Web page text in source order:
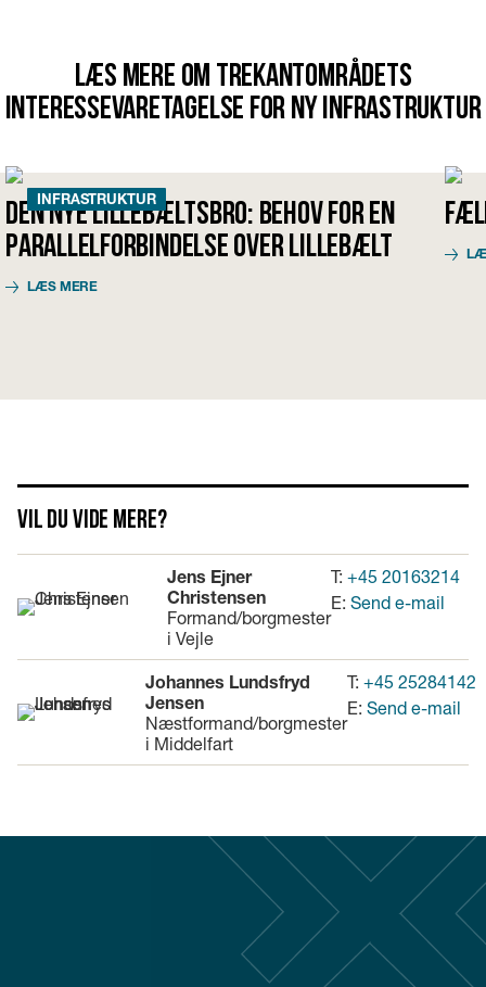
Læs mere om Trekantområdets
interessevaretagelse for ny infrastruktur
INFRASTRUKTUR
Den nye Lillebæltsbro: Behov for en
parallelforbindelse over Lillebælt
LÆS MERE
Vil du vide mere?
Jens Ejner
Christensen
Formand/borgmester
i Vejle
T: +45 20163214
E: Send e-mail
Johannes Lundsfryd
Jensen
Næstformand/borgmester
i Middelfart
T: +45 25284142
E: Send e-mail